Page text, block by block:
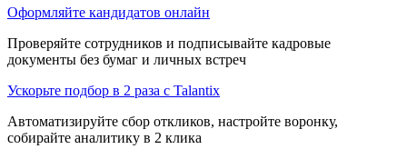
Оформляйте кандидатов онлайн
Проверяйте сотрудников и подписывайте кадровые
документы без бумаг и личных встреч
Ускорьте подбор в 2 раза с Talantix
Автоматизируйте сбор откликов, настройте воронку,
собирайте аналитику в 2 клика